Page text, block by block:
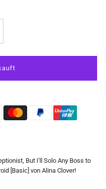
But I'll Solo Any Boss to
[Basic] von Alina Clover!